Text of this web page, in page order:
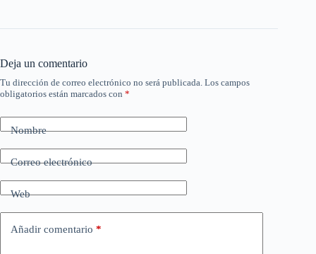
Deja un comentario
Tu dirección de correo electrónico no será publicada. Los campos
obligatorios están marcados con *
Nombre
Correo electrónico
Web
Añadir comentario *